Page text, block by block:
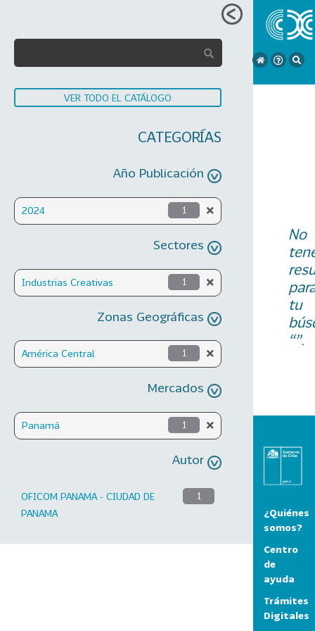
VER TODO EL CATÁLOGO
CATEGORÍAS
Año Publicación
2024 1
Sectores
Industrias Creativas 1
Zonas Geográficas
América Central 1
Mercados
Panamá 1
Autor
OFICOM PANAMA - CIUDAD DE
PANAMA
1
No
tu
“”.
¿Quiénes
somos?
Centro
de
ayuda
Trámites
Digitales